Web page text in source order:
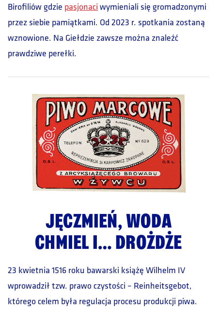
Birofiliów gdzie pasjonaci wymieniali się gromadzonymi
przez siebie pamiątkami. Od 2023 r. spotkania zostaną
wznowione. Na Giełdzie zawsze można znaleźć
prawdziwe perełki.
JĘCZMIEŃ, WODA
CHMIEL I… DROŻDŻE
23 kwietnia 1516 roku bawarski książę Wilhelm IV
wprowadził tzw. prawo czystości – Reinheitsgebot,
którego celem była regulacja procesu produkcji piwa.